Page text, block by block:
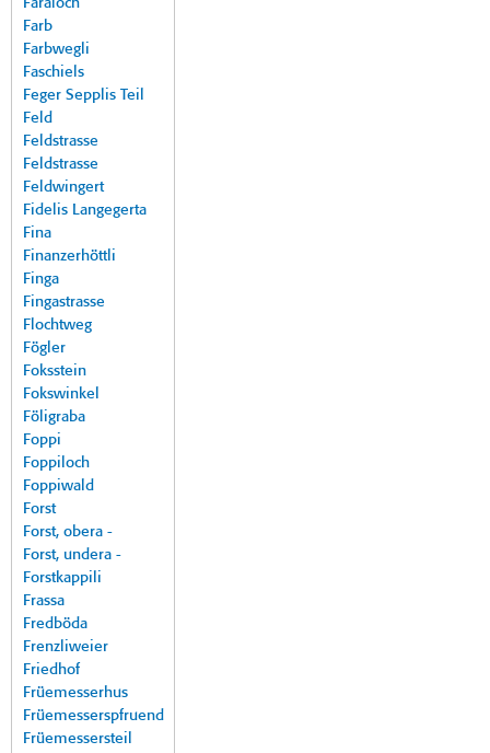
Faraloch
Farb
Farbwegli
Faschiels
Feger Sepplis Teil
Feld
Feldstrasse
Feldstrasse
Feldwingert
Fidelis Langegerta
Fina
Finanzerhöttli
Finga
Fingastrasse
Flochtweg
Fögler
Foksstein
Fokswinkel
Föligraba
Foppi
Foppiloch
Foppiwald
Forst
Forst, obera -
Forst, undera -
Forstkappili
Frassa
Fredböda
Frenzliweier
Friedhof
Früemesserhus
Früemesserspfruend
Früemessersteil